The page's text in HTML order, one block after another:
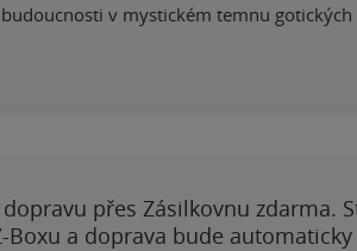
v mystickém temnu
přes Zásilkovnu zdarma.
a doprava bude automaticky